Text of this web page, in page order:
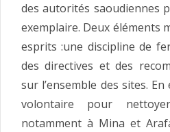
des autorités saoudiennes
exemplaire. Deux éléments
esprits :une discipline de
des directives et des
sur l’ensemble des sites.
volontaire pour
notamment à Mina et